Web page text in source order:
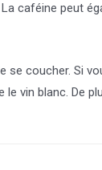
caféine peut
coucher. Si
vin blanc. De